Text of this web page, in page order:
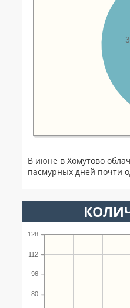
В июне в Хомутово
пасмурных дней почти
80
96
112
128